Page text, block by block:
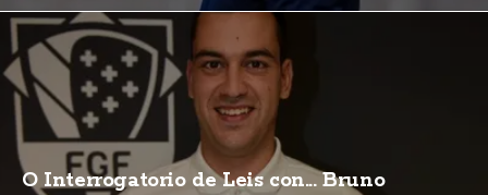
O Interrogatorio de Leis con... Bruno